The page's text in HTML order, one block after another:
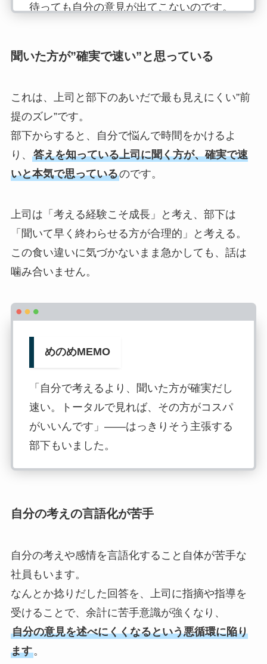
待っても自分の意見が出てこないのです。
めているのに、彼は”正解”を探していたの
では、唯一の正解がある方が珍しい。わた
しも、時にはお客さんですら答えを持って
いない。だからこそ課題を解決することに
価値があって、報酬が支払われるんだ
よ」。
合う辛さを自分なりに考え、今は幅広い問
題解決ではなく、道を極めるスペシャリス
トを目指すための準備しています。自走の
かたちは、必ずしも一つではないと教わっ
聞いた方が”確実で速い”と思っている
これは、上司と部下のあいだで最も見えにくい”前
提のズレ”です。
部下からすると、自分で悩んで時間をかけるよ
り、 答えを知っている上司に聞く方が、確実で速
いと本気で思っているのです。
上司は「考える経験こそ成長」と考え、部下は
「聞いて早く終わらせる方が合理的」と考える。
この食い違いに気づかないまま急かしても、話は
噛み合いません。
めのめMEMO
「自分で考えるより、聞いた方が確実だし
速い。トータルで見れば、その方がコスパ
がいいんです」——はっきりそう主張する
部下もいました。
コストの高い先輩や上司が、毎回あなたの
が悪いよ。そして”手伝われないと動けない
人”だと評価されることは、あなたにとって
本当にコスパがいいのかな？」
損得で動く相手には、正論よりも損得で語
る方が届きます。相手の”前提”に、こちら
が合わせにいく感覚です。
自分の考えの言語化が苦手
自分の考えや感情を言語化すること自体が苦手な
社員もいます。
なんとか捻りだした回答を、上司に指摘や指導を
受けることで、余計に苦手意識が強くなり、
自分の意見を述べにくくなるという悪循環に陥り
ます。